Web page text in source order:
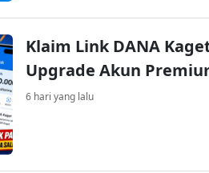
Klaim Link DANA
Upgrade Akun
6 hari yang lalu